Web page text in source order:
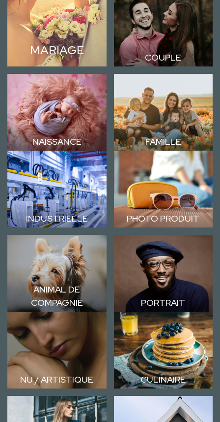
MARIAGE COUPLE
NAISSANCE
INDUSTRIELLE
FAMILLE
PHOTO PRODUIT
ANIMAL DE
COMPAGNIE
NU / ARTISTIQUE
PORTRAIT
CULINAIRE